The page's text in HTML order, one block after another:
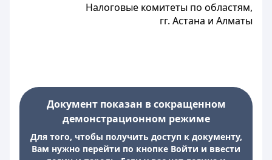
Налоговые комитеты по областям,
гг. Астана и Алматы
Документ показан в сокращенном
демонстрационном режиме
Для того, чтобы получить доступ к документу,
Вам нужно перейти по кнопке Войти и ввести